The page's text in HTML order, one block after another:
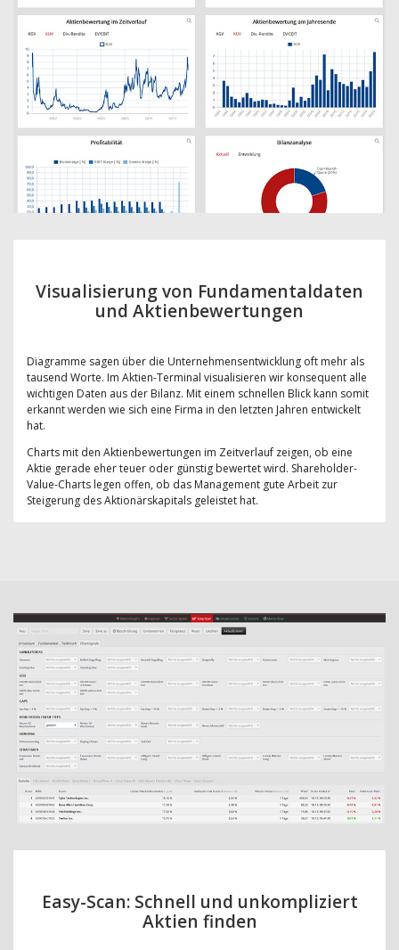
Visualisierung von Fundamentaldaten
und Aktienbewertungen
Diagramme sagen über die Unternehmensentwicklung oft mehr als
tausend Worte. Im Aktien-Terminal visualisieren wir konsequent alle
wichtigen Daten aus der Bilanz. Mit einem schnellen Blick kann somit
erkannt werden wie sich eine Firma in den letzten Jahren entwickelt
hat.
Charts mit den Aktienbewertungen im Zeitverlauf zeigen, ob eine
Aktie gerade eher teuer oder günstig bewertet wird. Shareholder-
Value-Charts legen offen, ob das Management gute Arbeit zur
Steigerung des Aktionärskapitals geleistet hat.
Easy-Scan: Schnell und unkompliziert
Aktien finden